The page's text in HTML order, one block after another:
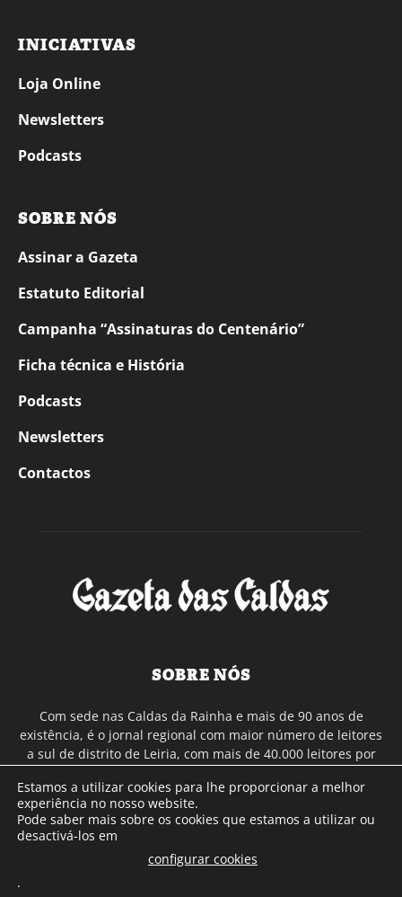
INICIATIVAS
Loja Online
Newsletters
Podcasts
SOBRE NÓS
Assinar a Gazeta
Estatuto Editorial
Campanha “Assinaturas do Centenário”
Ficha técnica e História
Podcasts
Newsletters
Contactos
SOBRE NÓS
Com sede nas Caldas da Rainha e mais de 90 anos de
existência, é o jornal regional com maior número de leitores
a sul de distrito de Leiria, com mais de 40.000 leitores por
Continental e assinatura online.
SIGA-NOS
Estamos a utilizar cookies para lhe proporcionar a melhor
experiência no nosso website.
Pode saber mais sobre os cookies que estamos a utilizar ou
desactivá-los em
configurar cookies
.